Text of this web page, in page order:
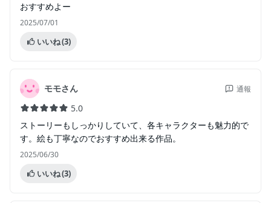
おすすめよー
2025/07/01
いいね(3)
モモさん 通報
5.0
ストーリーもしっかりしていて、各キャラクターも魅力的で
す。絵も丁寧なのでおすすめ出来る作品。
2025/06/30
いいね(3)